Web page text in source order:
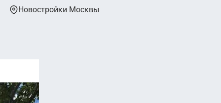
Новостройки Москвы